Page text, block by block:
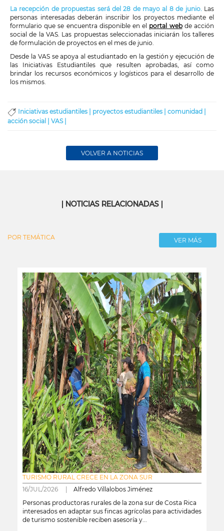
La recepción de propuestas será del 28 de mayo al 8 de junio.Las
personas interesadas deberán inscribir los proyectos mediante el
formulario que se encuentra disponible en el portal webde acción
social de la VAS. Las propuestas seleccionadas iniciarán los talleres
de formulación de proyectos en el mes de junio.
Desde la VAS se apoya al estudiantado en la gestión y ejecución de
las Iniciativas Estudiantiles que resulten aprobadas, así como
brindar los recursos económicos y logísticos para el desarrollo de
los mismos.
Iniciativas estudiantiles | proyectos estudiantiles | comunidad |
acción social | VAS |
VOLVER A NOTICIAS
| NOTICIAS RELACIONADAS |
POR TEMÁTICA VER MÁS
TURISMO RURAL CRECE EN LA ZONA SUR
16/JUL/2026 | Alfredo Villalobos Jiménez
Personas productoras rurales de la zona sur de Costa Rica
interesados en adaptar sus fincas agrícolas para actividades
de turismo sostenible reciben asesoría y...